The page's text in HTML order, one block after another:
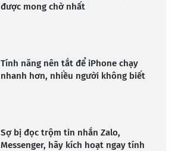
được mong chờ nhất
Tính năng nên tắt để iPhone chạy
nhanh hơn, nhiều người không biết
Sợ bị đọc trộm tin nhắn Zalo,
Messenger, hãy kích hoạt ngay tính